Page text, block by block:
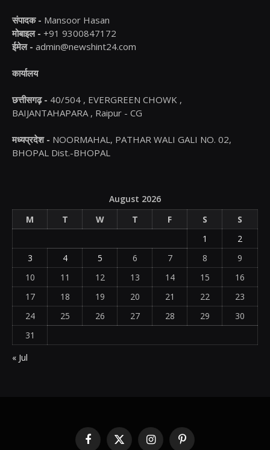
संपादक - Mansoor Hasan
मोबाइल - +91 9300847172
ईमेल - admin@newshint24.com
कार्यालय
छत्तीसगढ़ - 40/504 , EVERGREEN CHOWK ,
BAIJANTAHAPARA , Raipur - CG
मध्यप्रदेश - NOORMAHAL, PATHAR WALI GALI NO. 02,
BHOPAL Dist.-BHOPAL
August 2026
M
T W T F S
S
1
2
3
4 5 6 7 8
9
10
11 12 13 14 15
16
17
18 19 20 21 22
23
24
25 26 27 28 29
30
31
« Jul
Facebook
X InstagramPinterest